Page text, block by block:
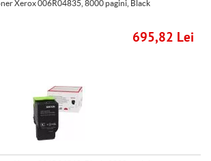
Xerox 006R04835, 8000 pagini, Black
695,82 Lei